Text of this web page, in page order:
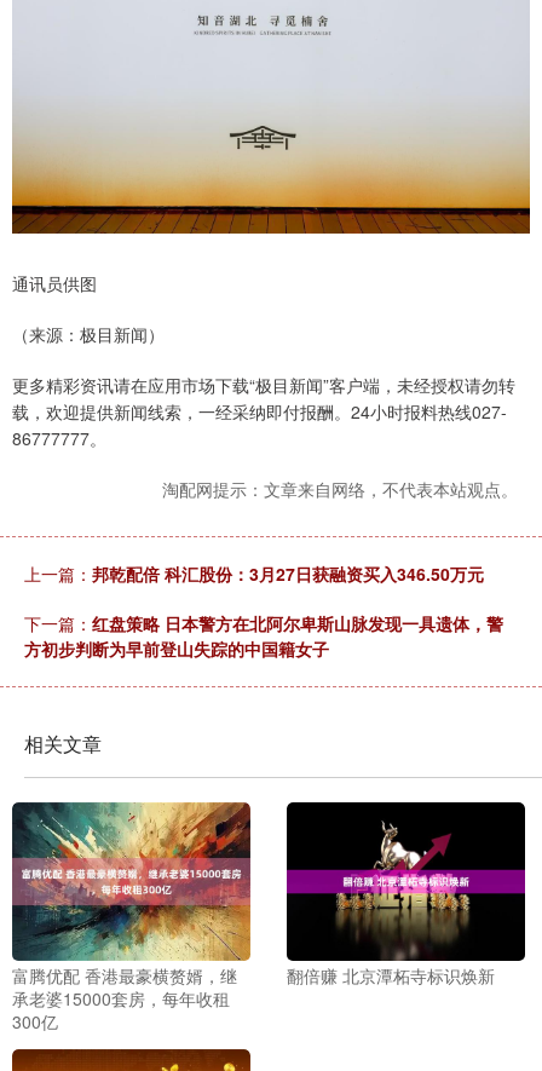
通讯员供图
（来源：极目新闻）
更多精彩资讯请在应用市场下载“极目新闻”客户端，未经授权请勿转
载，欢迎提供新闻线索，一经采纳即付报酬。24小时报料热线027-
86777777。
淘配网提示：文章来自网络，不代表本站观点。
上一篇： 邦乾配倍 科汇股份：3月27日获融资买入346.50万元
下一篇： 红盘策略 日本警方在北阿尔卑斯山脉发现一具遗体，警
方初步判断为早前登山失踪的中国籍女子
相关文章
富腾优配 香港最豪横赘婿，继
承老婆15000套房，每年收租
300亿
翻倍赚 北京潭柘寺标识焕新